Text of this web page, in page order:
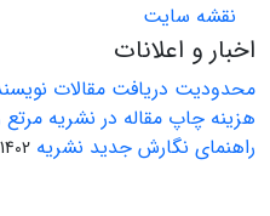
نقشه سایت
اخبار و اعلانات
محدودیت دریافت مقالات
هزینه چاپ مقاله در نشریه مرتع
راهنمای نگارش جدید نشریه 1402-04-22